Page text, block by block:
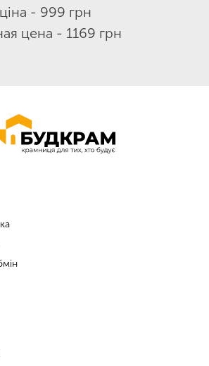
- 999 грн
цена - 1169 грн